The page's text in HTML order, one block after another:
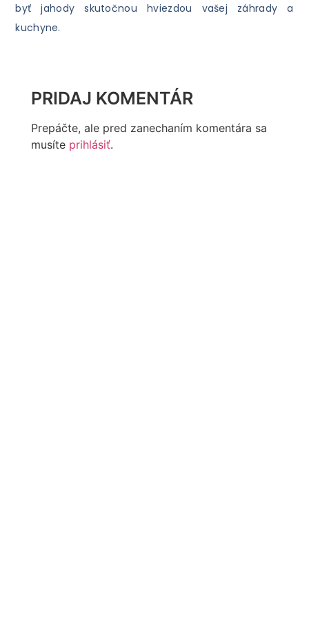
byť jahody skutočnou hviezdou vašej záhrady a
kuchyne.
PRIDAJ KOMENTÁR
Prepáčte, ale pred zanechaním komentára sa
musíte prihlásiť.